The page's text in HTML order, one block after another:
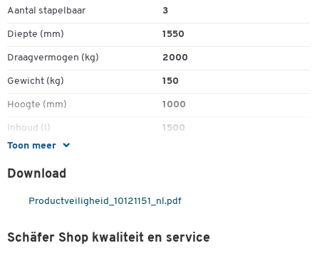
Gegen Aufpreis erhältlich:
Öl- und wasserdichte Verschweißung des Behälters (siehe
Zubehör)
Toon meer
Aantal stapelbaar 3
Diepte (mm) 1550
Draagvermogen (kg) 2000
Gewicht (kg) 150
Hoogte (mm) 1000
Inhoud (l) 1500
Materiaal
Oppervlak
Kleuren
Download
Productveiligheid_10121151_nl.pdf
Schäfer Shop kwaliteit en service